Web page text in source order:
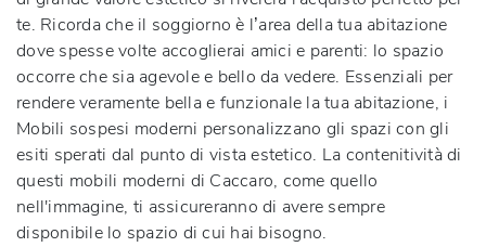
te. Ricorda che il soggiorno è l’area della tua abitazione
dove spesse volte accoglierai amici e parenti: lo spazio
occorre che sia agevole e bello da vedere. Essenziali per
rendere veramente bella e funzionale la tua abitazione, i
Mobili sospesi moderni personalizzano gli spazi con gli
esiti sperati dal punto di vista estetico. La contenitività di
questi mobili moderni di Caccaro, come quello
nell'immagine, ti assicureranno di avere sempre
disponibile lo spazio di cui hai bisogno.